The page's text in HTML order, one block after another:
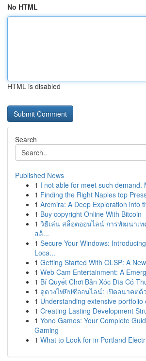
No HTML
HTML is disabled
Search
Published News
1 I not able for meet such demand.
1 Finding the Right Naples top
1 Arcmira: A Deep Exploration into
1 Buy copyright Online With Bitcoin
1 วิธีเล่น สล็อตออนไลน์ การพัฒนาเท
สล็...
1 Secure Your Windows:
Loca...
1 Getting Started With OLSP: A
1 Web Cam Entertainment: A
1 Bí Quyết Chơi Bản Xóc Đĩa Có
1 ดูดวงไพ่ยิปซีออนไลน์: เปิดอนาคตด้
1 Understanding extensive portfolio
1 Creating Lasting Development
1 Yono Games: Your Complete
Gaming
1 What to Look for in Portland